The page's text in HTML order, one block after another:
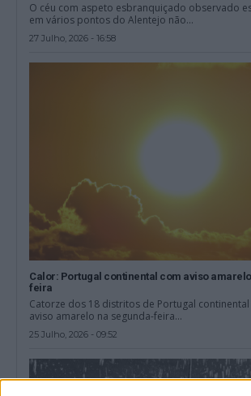
O céu com aspeto esbranquiçado observado
em vários pontos do Alentejo não...
27 Julho, 2026 - 16:58
Calor: Portugal continental com aviso
feira
Catorze dos 18 distritos de Portugal
aviso amarelo na segunda-feira...
25 Julho, 2026 - 09:52